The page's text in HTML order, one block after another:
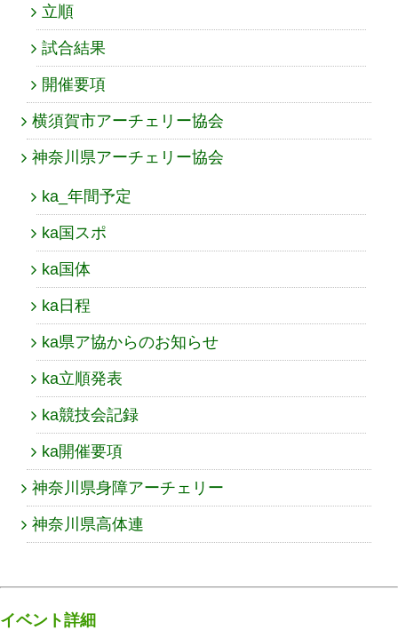
立順
試合結果
開催要項
横須賀市アーチェリー協会
神奈川県アーチェリー協会
ka_年間予定
ka国スポ
ka国体
ka日程
ka県ア協からのお知らせ
ka立順発表
ka競技会記録
ka開催要項
神奈川県身障アーチェリー
神奈川県高体連
イベント詳細